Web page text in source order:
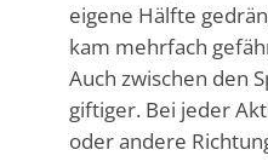
eigene Hälfte
kam mehrfach
Auch zwischen den
giftiger. Bei jeder
oder andere